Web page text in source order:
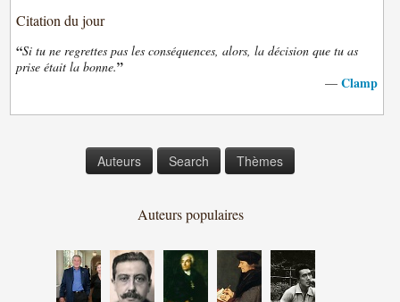
Citation du jour
“Si tu ne regrettes pas les conséquences, alors, la décision que tu as
prise était la bonne.”
— Clamp
Auteurs Search Thèmes
Auteurs populaires